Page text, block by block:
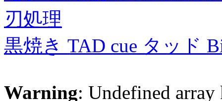
刃処理
黒焼き TAD cue タッド
Warning: Undefined